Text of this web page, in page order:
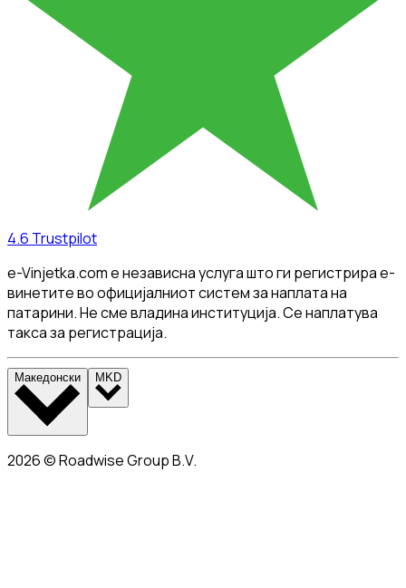
4.6 Trustpilot
e-Vinjetka.com е независна услуга што ги регистрира е-
винетите во официјалниот систем за наплата на
патарини. Не сме владина институција. Се наплатува
такса за регистрација.
Македонски MKD
2026©Roadwise Group B.V.